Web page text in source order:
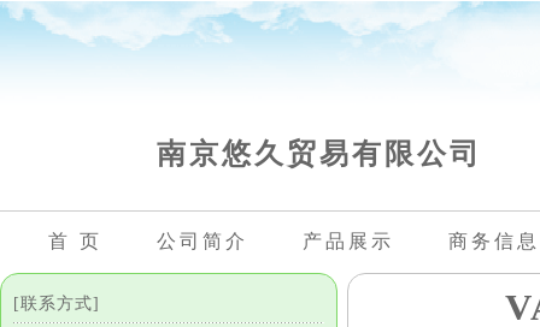
南京悠久贸易有限公司
首 页 公司简介 产品展示 商务信息
[联系方式]